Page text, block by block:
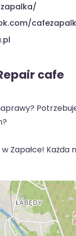
cafe
Zapałce! Każda